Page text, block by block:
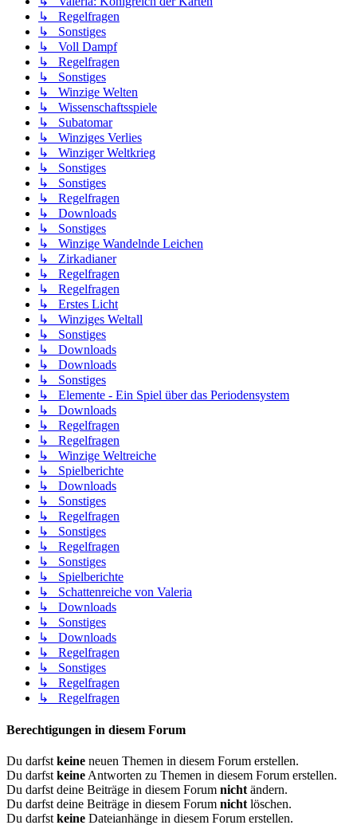
↳ Regelfragen
↳ Sonstiges
↳ Voll Dampf
↳ Regelfragen
↳ Sonstiges
↳ Winzige Welten
↳ Wissenschaftsspiele
↳ Subatomar
↳ Winziges Verlies
↳ Winziger Weltkrieg
↳ Sonstiges
↳ Sonstiges
↳ Regelfragen
↳ Downloads
↳ Sonstiges
↳ Winzige Wandelnde Leichen
↳ Zirkadianer
↳ Regelfragen
↳ Regelfragen
↳ Erstes Licht
↳ Winziges Weltall
↳ Sonstiges
↳ Downloads
↳ Downloads
↳ Sonstiges
↳ Elemente - Ein Spiel über das Periodensystem
↳ Downloads
↳ Regelfragen
↳ Regelfragen
↳ Winzige Weltreiche
↳ Spielberichte
↳ Downloads
↳ Sonstiges
↳ Regelfragen
↳ Sonstiges
↳ Regelfragen
↳ Sonstiges
↳ Spielberichte
↳ Schattenreiche von Valeria
↳ Downloads
↳ Sonstiges
↳ Downloads
↳ Regelfragen
↳ Sonstiges
↳ Regelfragen
↳ Regelfragen
Berechtigungen in diesem Forum
Du darfst keine neuen Themen in diesem Forum erstellen.
Du darfst keine Antworten zu Themen in diesem Forum erstellen.
Du darfst deine Beiträge in diesem Forum nicht ändern.
Du darfst deine Beiträge in diesem Forum nicht löschen.
Du darfst keine Dateianhänge in diesem Forum erstellen.